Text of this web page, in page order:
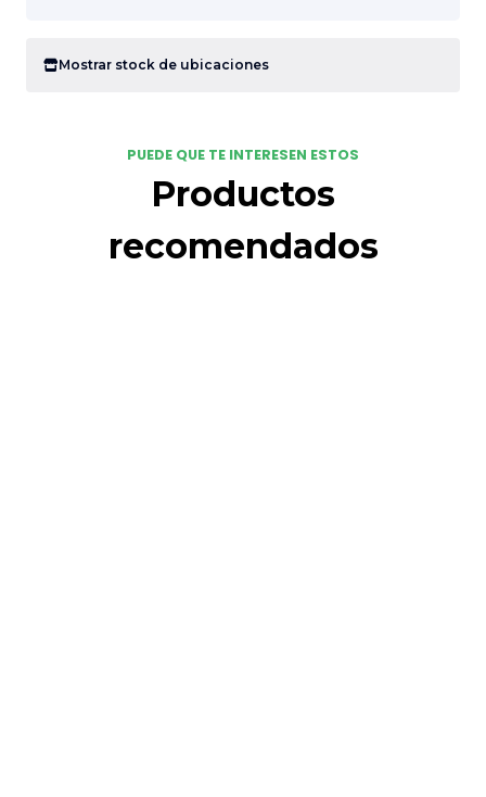
Mostrar stock de ubicaciones
PUEDE QUE TE INTERESEN ESTOS
Productos
recomendados